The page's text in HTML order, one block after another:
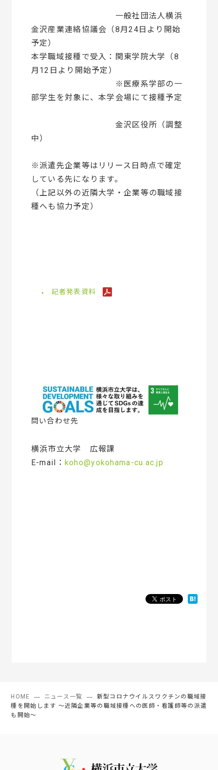
一般社団法人横浜
金沢産業連絡協議会（8月24日より開始
予定）
本学職域接種で受入：関東学院大学（8
月12日より開始予定）
※医療系学部の一
部学生を対象に、本学会場にて接種予定
金沢区役所（調整
中）
※派遣先企業等はリリース日時点で確定
している先になります。
（上記以外の近隣大学・企業等の職域接
種へも協力予定）
記者発表資料
問い合わせ先
横浜市立大学 広報課
E-mail： koho@yokohama-cu.ac.jp
HOME ニュース一覧
新型コロナウイルスワクチンの職域接
種を開始します ～近隣企業等の職域接種への医師・看護師等の派遣
も開始～